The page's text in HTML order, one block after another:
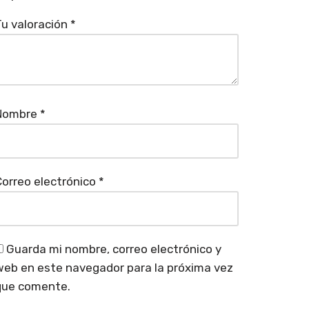
valoración *
*
electrónico *
Guarda mi nombre, correo electrónico y
en este navegador para la próxima vez
comente.